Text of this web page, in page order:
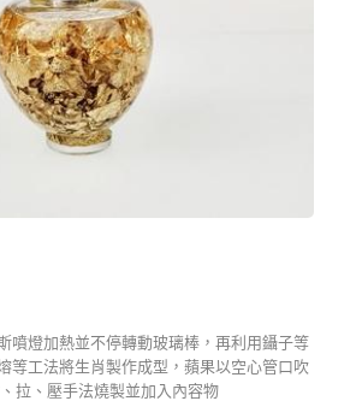
噴燈加熱並不停轉動玻璃棒，再利用鑷子等
等工法將生肖製作成型，蘋果以空心管口吹
拉、壓手法燒製並加入內容物